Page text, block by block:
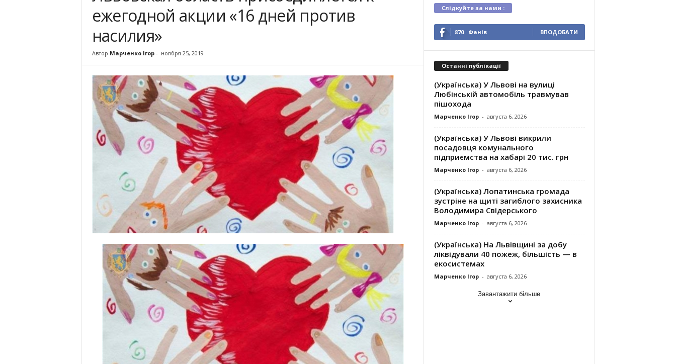
ежегодной акции «16 дней против
насилия»
Автор Марченко Ігор- ноября 25, 2019
Слідкуйте за нами :
870 Фанів ВПОДОБАТИ
Останні публікації
(Українська) У Львові на вулиці
Любінській автомобіль травмував
пішохода
Марченко Ігор - августа 6, 2026
(Українська) У Львові викрили
посадовця комунального
підприємства на хабарі 20 тис. грн
Марченко Ігор - августа 6, 2026
(Українська) Лопатинська громада
зустріне на щиті загиблого захисника
Володимира Свідерського
Марченко Ігор - августа 6, 2026
(Українська) На Львівщині за добу
ліквідували 40 пожеж, більшість — в
екосистемах
Марченко Ігор - августа 6, 2026
Завантажити більше